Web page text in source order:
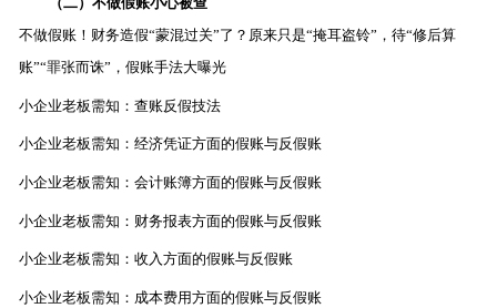
不做假账！财务造假“蒙混过关”了？原来只是“掩耳盗铃”，待“修后算
账”“罪张而诛”，假账手法大曝光
小企业老板需知：查账反假技法
小企业老板需知：经济凭证方面的假账与反假账
小企业老板需知：会计账簿方面的假账与反假账
小企业老板需知：财务报表方面的假账与反假账
小企业老板需知：收入方面的假账与反假账
小企业老板需知：成本费用方面的假账与反假账